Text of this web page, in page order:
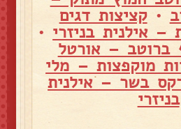
•קציצות דגים
– אילנית בניזרי •
ברוטב – אורטל
מוקפצות – מלי
בשר – אילנית
בניזרי